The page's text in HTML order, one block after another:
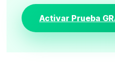
Activar Prueba